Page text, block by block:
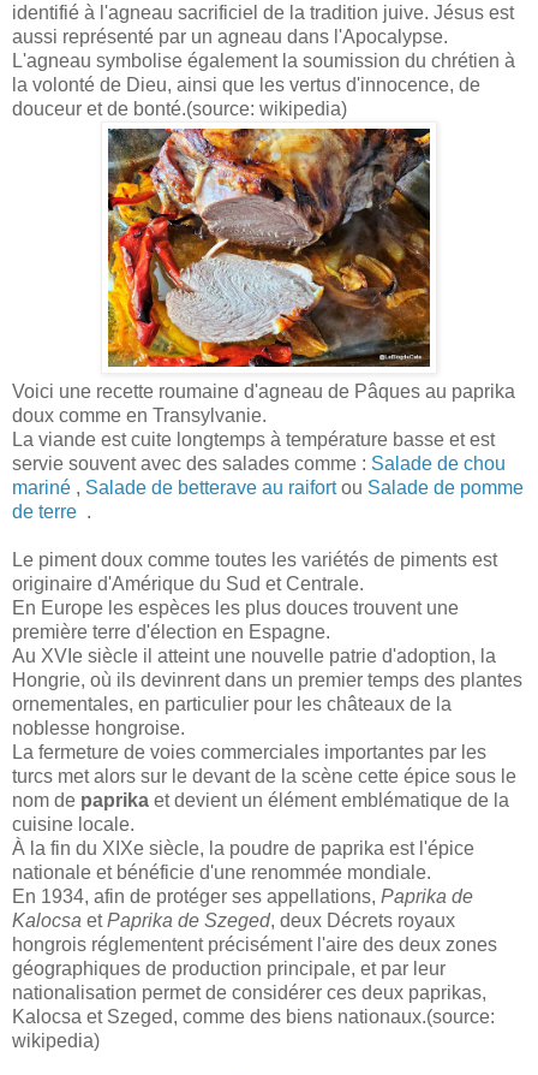
identifié à l'agneau sacrificiel de la tradition juive. Jésus est
aussi représenté par un agneau dans l'Apocalypse.
L'agneau symbolise également la soumission du chrétien à
la volonté de Dieu, ainsi que les vertus d'innocence, de
douceur et de bonté.(source: wikipedia)
Voici une recette roumaine d'agneau de Pâques au paprika
doux comme en Transylvanie.
La viande est cuite longtemps à température basse et est
servie souvent avec des salades comme : Salade de chou
mariné , Salade de betterave au raifortou Salade de pomme
de terre .
Le piment doux comme toutes les variétés de piments est
originaire d'Amérique du Sud et Centrale.
En Europe les espèces les plus douces trouvent une
première terre d'élection en Espagne.
Au XVIe siècle il atteint une nouvelle patrie d'adoption, la
Hongrie, où ils devinrent dans un premier temps des plantes
ornementales, en particulier pour les châteaux de la
noblesse hongroise.
La fermeture de voies commerciales importantes par les
turcs met alors sur le devant de la scène cette épice sous le
nom de paprika et devient un élément emblématique de la
cuisine locale.
À la fin du XIXe siècle, la poudre de paprika est l'épice
nationale et bénéficie d'une renommée mondiale.
En 1934, afin de protéger ses appellations, Paprika de
Kalocsa etPaprika de Szeged, deux Décrets royaux
hongrois réglementent précisément l'aire des deux zones
géographiques de production principale, et par leur
nationalisation permet de considérer ces deux paprikas,
Kalocsa et Szeged, comme des biens nationaux.(source:
wikipedia)